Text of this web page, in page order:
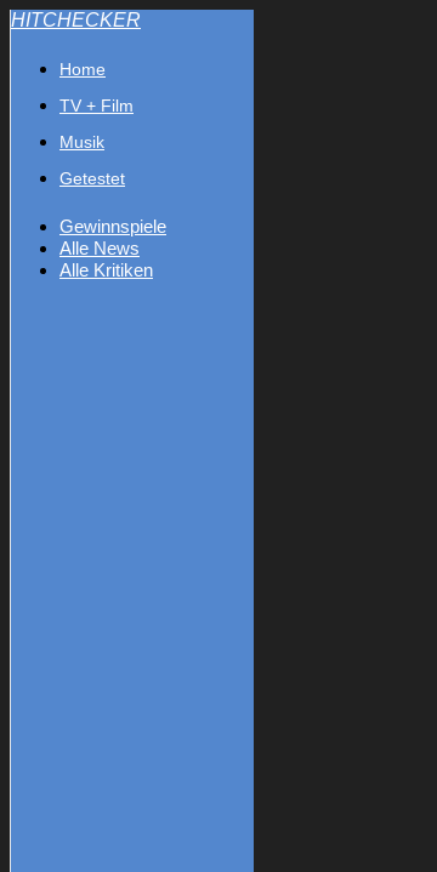
HITCHECKER
Home
TV + Film
Musik
Getestet
Gewinnspiele
Alle News
Alle Kritiken